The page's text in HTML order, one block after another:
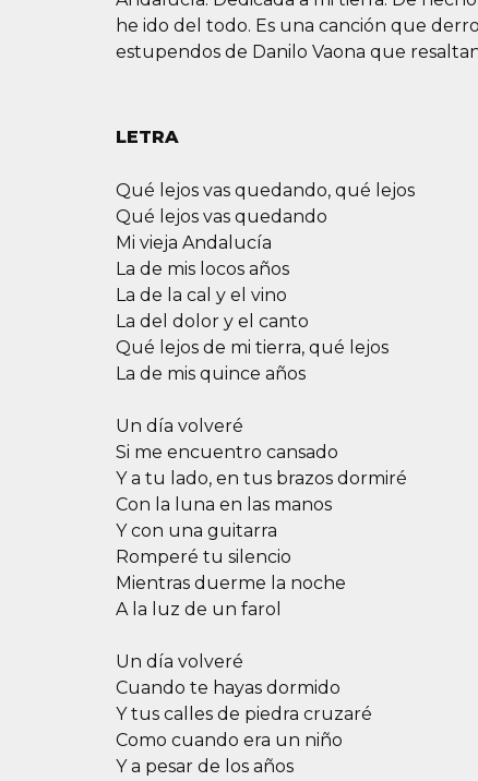
he ido del todo. Es una canción que
estupendos de Danilo Vaona que
LETRA
Qué lejos vas quedando, qué lejos
Qué lejos vas quedando
Mi vieja Andalucía
La de mis locos años
La de la cal y el vino
La del dolor y el canto
Qué lejos de mi tierra, qué lejos
La de mis quince años
Un día volveré
Si me encuentro cansado
Y a tu lado, en tus brazos dormiré
Con la luna en las manos
Y con una guitarra
Romperé tu silencio
Mientras duerme la noche
A la luz de un farol
Un día volveré
Cuando te hayas dormido
Y tus calles de piedra cruzaré
Como cuando era un niño
Y a pesar de los años